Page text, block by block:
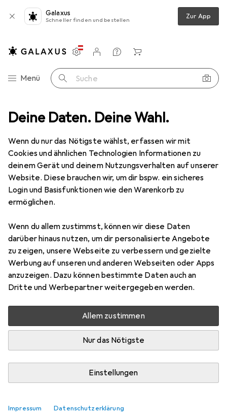
Deine Daten. Deine Wahl.
Wenn du nur das Nötigste wählst, erfassen wir mit
Cookies und ähnlichen Technologien Informationen zu
deinem Gerät und deinem Nutzungsverhalten auf unserer
Website. Diese brauchen wir, um dir bspw. ein sicheres
Login und Basisfunktionen wie den Warenkorb zu
ermöglichen.
Wenn du allem zustimmst, können wir diese Daten
darüber hinaus nutzen, um dir personalisierte Angebote
zu zeigen, unsere Webseite zu verbessern und gezielte
Werbung auf unseren und anderen Webseiten oder Apps
anzuzeigen. Dazu können bestimmte Daten auch an
Dritte und Werbepartner weitergegeben werden.
Allem zustimmen
Nur das Nötigste
Einstellungen
Impressum Datenschutzerklärung
Galaxus
Schneller finden und bestellen Zur App
Navigation nach Kategorien
Menü Suche
Einstellungen
Kundenkonto
Vergleichslisten
Merklisten
Warenkorb
Gesamtsortiment Wohnen Büromöbel + Home Office
Büromöbel + Home Office
EntdeckenForum
Produkttest
Ein Stuhl für Arbeit, Gaming und zum
Martin Jungfer88 Likes
8843 Kommentare
43